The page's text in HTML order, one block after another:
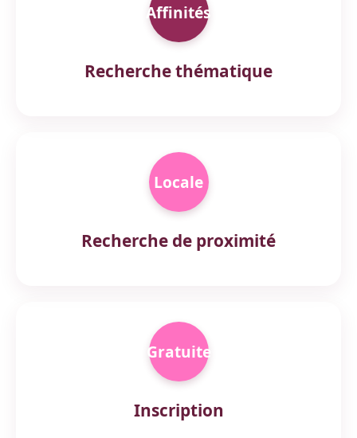
Affinités
Recherche thématique
Locale
Recherche de proximité
Gratuite
Inscription